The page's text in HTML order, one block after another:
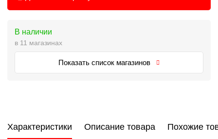
В наличии
в 11 магазинах
Показать список магазинов
Характеристики Описание товара Похожие